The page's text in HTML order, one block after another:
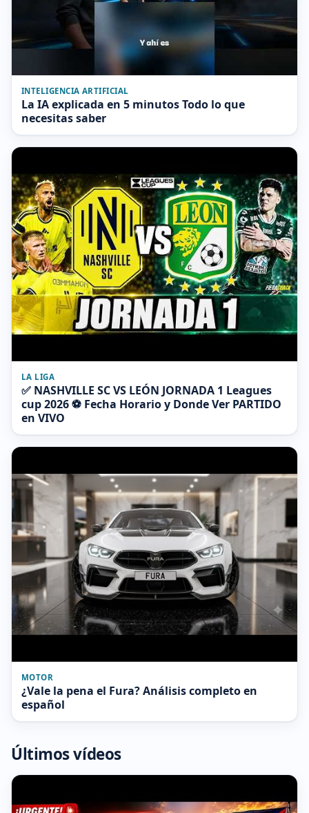
INTELIGENCIA ARTIFICIAL
La IA explicada en 5 minutos Todo lo que
necesitas saber
LA LIGA
✅ NASHVILLE SC VS LEÓN JORNADA 1 Leagues
cup 2026 ⚽ Fecha Horario y Donde Ver PARTIDO
en VIVO
MOTOR
¿Vale la pena el Fura? Análisis completo en
español
Últimos vídeos